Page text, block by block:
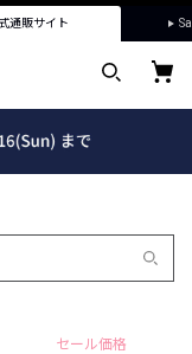
通販サイト
セール価格